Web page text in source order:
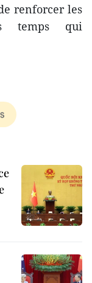
renforcer les
temps qui